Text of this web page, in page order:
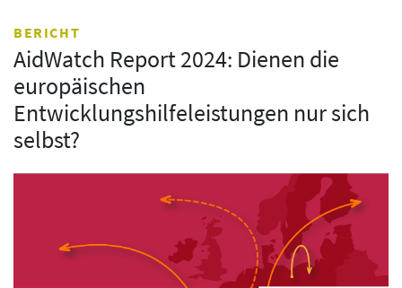
BERICHT
AidWatch Report 2024: Dienen die
europäischen
Entwicklungshilfeleistungen nur sich
selbst?